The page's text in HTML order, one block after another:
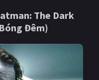
ảo
đình
sử
The Dark
Đêm)